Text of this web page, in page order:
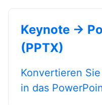
Keynote →
(PPTX)
Konvertieren
in das